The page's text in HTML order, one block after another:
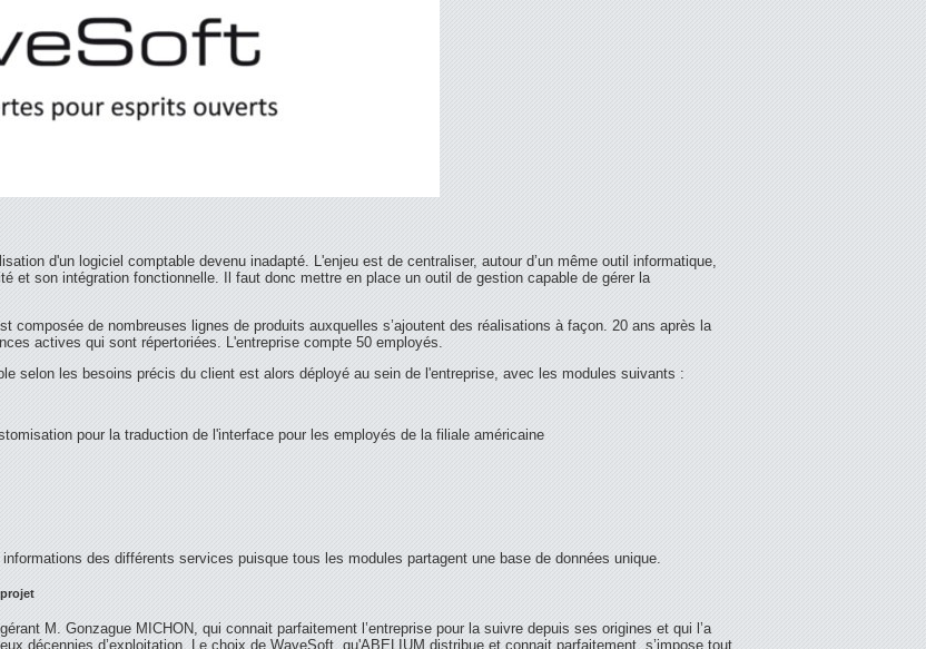
d'un logiciel comptable devenu inadapté. L'enjeu est de centraliser, autour d’un même outil informatique,
et son intégration fonctionnelle. Il faut donc mettre en place un outil de gestion capable de gérer la
composée de nombreuses lignes de produits auxquelles s’ajoutent des réalisations à façon. 20 ans après la
actives qui sont répertoriées. L'entreprise compte 50 employés.
selon les besoins précis du client est alors déployé au sein de l'entreprise, avec les modules suivants :
pour la traduction de l'interface pour les employés de la filiale américaine
des différents services puisque tous les modules partagent une base de données unique.
M. Gonzague MICHON, qui connait parfaitement l’entreprise pour la suivre depuis ses origines et qui l’a
décennies d’exploitation. Le choix de WaveSoft, qu'ABELIUM distribue et connait parfaitement, s’impose tout